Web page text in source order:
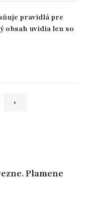
obsah uvidia len so
Plamene